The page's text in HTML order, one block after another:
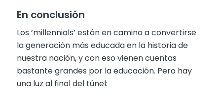
En conclusión
Los ‘millennials’ están en camino a convertirse
la generación más educada en la historia de
nuestra nación, y con eso vienen cuentas
bastante grandes por la educación. Pero hay
una luz al final del túnel: